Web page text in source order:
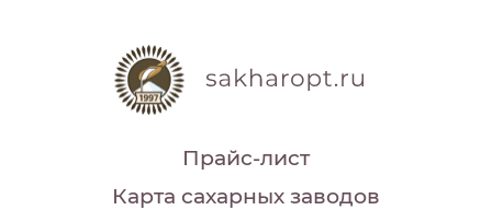
Прайс-лист
Карта сахарных заводов